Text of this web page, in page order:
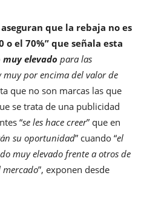
que la rebaja no es
el 70%” que señala esta
elevado para las
muy por encima del valor de
que no son marcas las que
se trata de una publicidad
“se les hace creer” que en
su oportunidad” cuando “el
muy elevado frente a otros de
mercado”, exponen desde